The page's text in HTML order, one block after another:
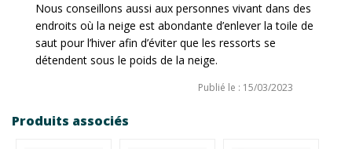
Nous conseillons aussi aux personnes vivant dans des
endroits où la neige est abondante d’enlever la toile de
saut pour l’hiver afin d’éviter que les ressorts se
détendent sous le poids de la neige.
Publié le : 15/03/2023
Produits associés